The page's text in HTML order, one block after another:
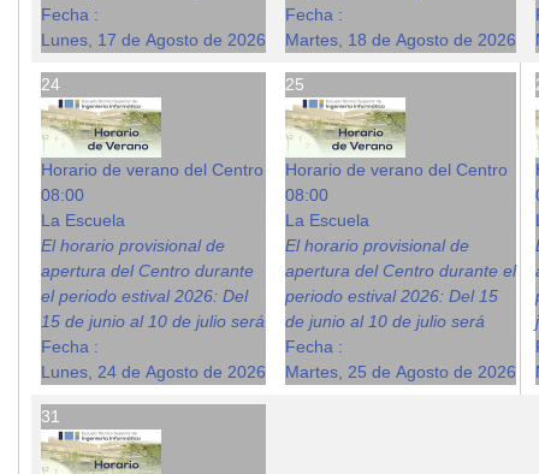
Fecha :
Lunes, 17 de Agosto de 2026
Fecha :
Martes, 18 de Agosto de 2026
24
Horario de verano del Centro
08:00
La Escuela
El horario provisional de
apertura del Centro durante
el periodo estival 2026: Del
15 de junio al 10 de julio será
Fecha :
Lunes, 24 de Agosto de 2026
25
Horario de verano del Centro
08:00
La Escuela
El horario provisional de
apertura del Centro durante el
periodo estival 2026: Del 15
de junio al 10 de julio será
Fecha :
Martes, 25 de Agosto de 2026
31